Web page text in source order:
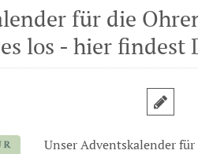
für die
los - hier findest
Unser Adventskalender